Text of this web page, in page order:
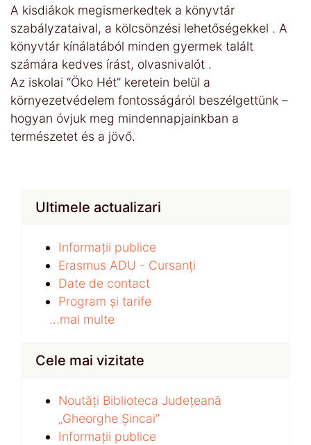
A kisdiákok megismerkedtek a könyvtár
szabályzataival, a kölcsönzési lehetőségekkel . A
könyvtár kínálatából minden gyermek talált
számára kedves írást, olvasnivalót .
Az iskolai “Öko Hét” keretein belül a
környezetvédelem fontosságáról beszélgettünk –
hogyan óvjuk meg mindennapjainkban a
természetet és a jövő.
Ultimele actualizari
Informații publice
Erasmus ADU - Cursanți
Date de contact
Program și tarife
...mai multe
Cele mai vizitate
Noutăți Biblioteca Județeană
„Gheorghe Șincai”
Informații publice